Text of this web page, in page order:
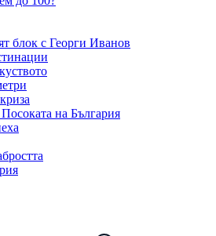
блок с Георги Иванов
на България